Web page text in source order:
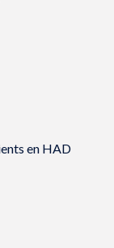
en HAD